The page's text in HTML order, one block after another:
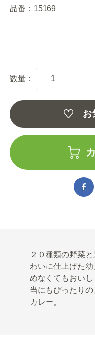
品番： 15169
数量：
お
２０種類の野菜
わいに仕上げた
めなくてもおい
当にもぴったり
カレー。